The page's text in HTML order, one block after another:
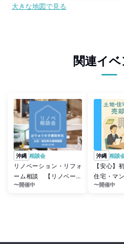
大きな地図で見る
関連イベ
沖縄 相談会
リノベーション・リフォ
ーム相談 【リノベーシ
ョン】
〜開催中
沖縄 相談
【安心】
住宅・マ
相談会
〜開催中